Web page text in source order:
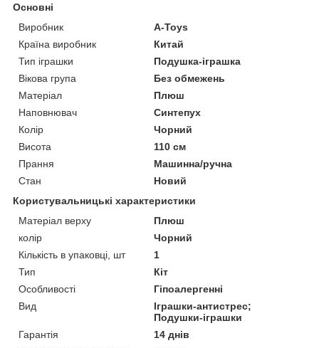
Основні
Виробник
A-Toys
Країна виробник
Китай
Тип іграшки
Подушка-іграшка
Вікова група
Без обмежень
Матеріал
Плюш
Наповнювач
Синтепух
Колір
Чорний
Висота
110 см
Прання
Машинна/ручна
Стан
Новий
Користувальницькі характеристики
Матеріал верху
Плюш
колір
Чорний
Кількість в упаковці, шт
1
Тип
Кіт
Особливості
Гіпоалергенні
Вид
Іграшки-антистрес;
Подушки-іграшки
Гарантія
14 днів